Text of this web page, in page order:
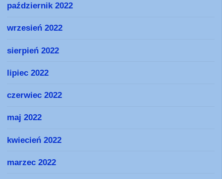
październik 2022
wrzesień 2022
sierpień 2022
lipiec 2022
czerwiec 2022
maj 2022
kwiecień 2022
marzec 2022